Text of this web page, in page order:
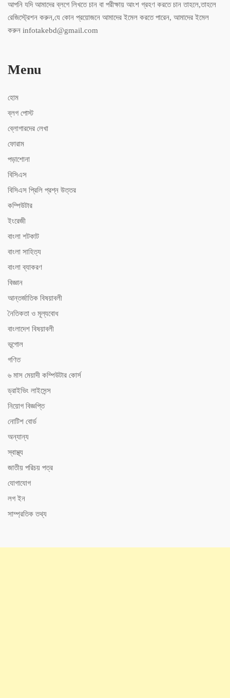
আপনি যদি আমাদের ব্লগে লিখতে চান বা পরীক্ষায় আংশ গ্রহণ করতে চান তাহলে,তাহলে
রেজিস্ট্রেশন করুন,যে কোন প্রয়োজনে আমাদের ইমেল করতে পারেন, আমাদের ইমেল
করুন infotakebd@gmail.com
Menu
হোম
ব্লগ পোস্ট
ব্লোগারদের লেখা
ফোরাম
পড়াশোনা
বিসিএস
বিসিএস ‍প্রিলি প্রশ্ন উত্তর
কম্পিউটার
ইংরেজী
বাংলা শটকাট
বাংলা সাহিত্য
বাংলা ব্যাকরণ
বিজ্ঞান
আন্তর্জাতিক বিষয়াবলী
নৈতিকতা ও মূল্যবোধ
বাংলাদেশ বিষয়াবলী
ভূগোল
গণিত
৬ মাস মেয়াদী কম্পিউটার কোর্স
ড্রাইভিং লাইসেন্স
নিয়োগ বিজ্ঞপ্তি
নোটিশ বোর্ড
অন্যান্য
স্বাস্থ্য
জাতীয় পরিচয় পত্র
যোগাযোগ
লগ ইন
সাম্প্রতিক তথ্য